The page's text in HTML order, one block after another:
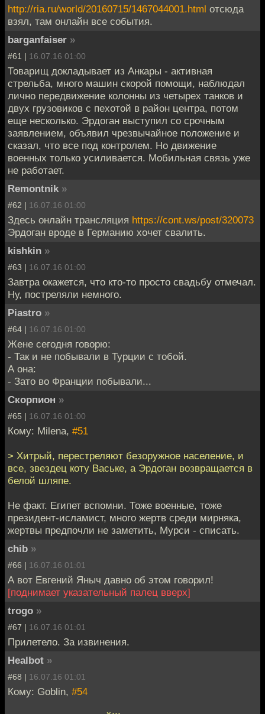
http://ria.ru/world/20160715/1467044001.html отсюда
взял, там онлайн все события.
barganfaiser »
#61 | 16.07.16 01:00
Товарищ докладывает из Анкары - активная
стрельба, много машин скорой помощи, наблюдал
лично передвижение колонны из четырех танков и
двух грузовиков с пехотой в район центра, потом
еще несколько. Эрдоган выступил со срочным
заявлением, объявил чрезвычайное положение и
сказал, что все под контролем. Но движение
военных только усиливается. Мобильная связь уже
не работает.
Remontnik »
#62 | 16.07.16 01:00
Здесь онлайн трансляция https://cont.ws/post/320073
Эрдоган вроде в Германию хочет свалить.
kishkin »
#63 | 16.07.16 01:00
Завтра окажется, что кто-то просто свадьбу отмечал.
Ну, постреляли немного.
Piastro »
#64 | 16.07.16 01:00
Жене сегодня говорю:
- Так и не побывали в Турции с тобой.
А она:
- Зато во Франции побывали...
Скорпион »
#65 | 16.07.16 01:00
Кому: Milena, #51
> Хитрый, перестреляют безоружное население, и
все, звездец коту Ваське, а Эрдоган возвращается в
белой шляпе.
Не факт. Египет вспомни. Тоже военные, тоже
президент-исламист, много жертв среди мирняка,
жертвы предпочли не заметить, Мурси - списать.
chib »
#66 | 16.07.16 01:01
А вот Евгений Яныч давно об этом говорил!
[поднимает указательный палец вверх]
trogo »
#67 | 16.07.16 01:01
Прилетело. За извинения.
Healbot »
#68 | 16.07.16 01:01
Кому: Goblin, #54